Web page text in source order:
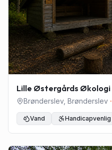
Lille Østergårds Økologi
Brønderslev, Brønderslev ·
Vand Handicapvenlig